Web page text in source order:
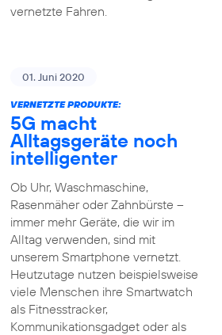
vernetzte Fahren.
01. Juni 2020
VERNETZTE PRODUKTE:
5G macht
Alltagsgeräte noch
intelligenter
Ob Uhr, Waschmaschine,
Rasenmäher oder Zahnbürste –
immer mehr Geräte, die wir im
Alltag verwenden, sind mit
unserem Smartphone vernetzt.
Heutzutage nutzen beispielsweise
viele Menschen ihre Smartwatch
als Fitnesstracker,
Kommunikationsgadget oder als